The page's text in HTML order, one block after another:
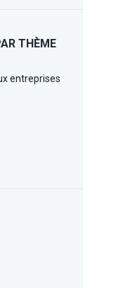
THÈME
entreprises